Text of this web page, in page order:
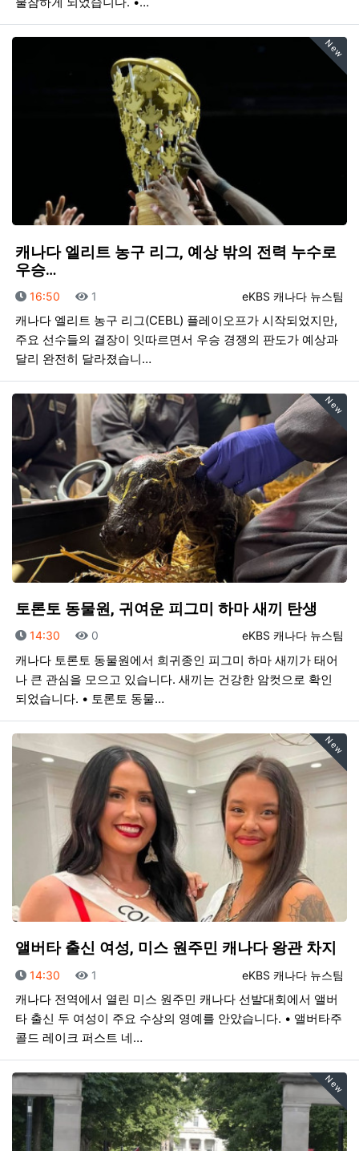
New
캐나다 엘리트 농구 리그, 예상 밖의 전력 누수로
우승…
등록자
eKBS 캐나다 뉴스팀
등록일
16:50 조회
1
캐나다 엘리트 농구 리그(CEBL) 플레이오프가 시작되었지만,
주요 선수들의 결장이 잇따르면서 우승 경쟁의 판도가 예상과
달리 완전히 달라졌습니…
New
토론토 동물원, 귀여운 피그미 하마 새끼 탄생
등록자
eKBS 캐나다 뉴스팀
등록일
14:30 조회
0
캐나다 토론토 동물원에서 희귀종인 피그미 하마 새끼가 태어
나 큰 관심을 모으고 있습니다. 새끼는 건강한 암컷으로 확인
되었습니다. • 토론토 동물…
New
앨버타 출신 여성, 미스 원주민 캐나다 왕관 차지
등록자
eKBS 캐나다 뉴스팀
등록일
14:30 조회
1
캐나다 전역에서 열린 미스 원주민 캐나다 선발대회에서 앨버
타 출신 두 여성이 주요 수상의 영예를 안았습니다. • 앨버타주
콜드 레이크 퍼스트 네…
New